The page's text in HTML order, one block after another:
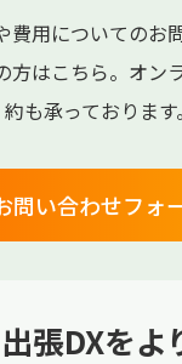
費用についてのお
はこちら。 オン
約も承っております。
問い合わせフォ
張DXをよ